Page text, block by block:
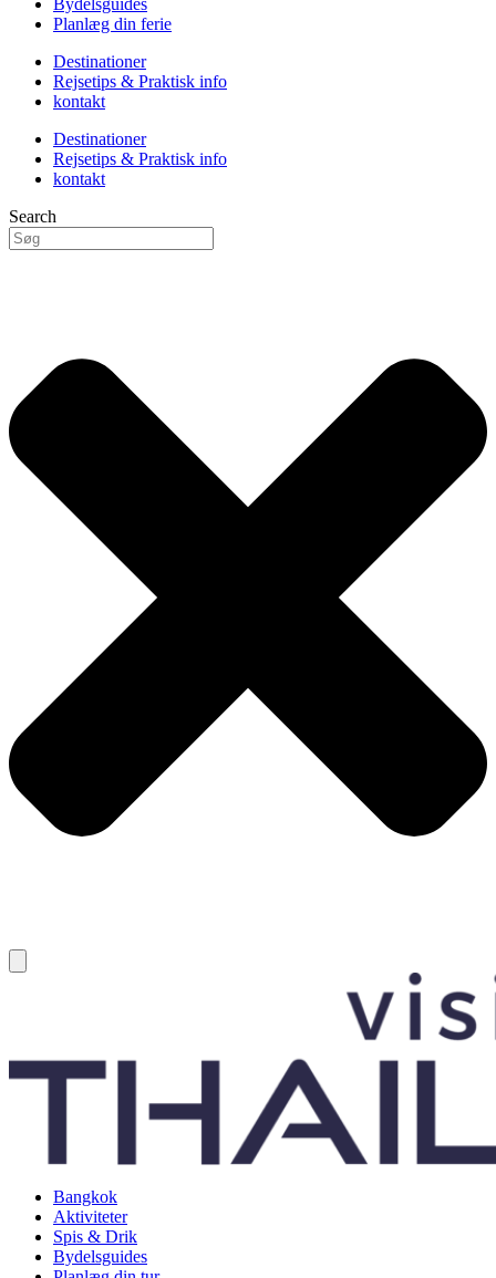
Planlæg din ferie
Destinationer
Rejsetips & Praktisk info
kontakt
Destinationer
Rejsetips & Praktisk info
kontakt
Search
Bangkok
Aktiviteter
Spis & Drik
Bydelsguides